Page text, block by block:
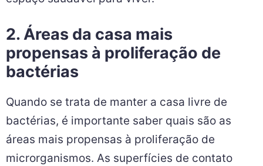
2. Áreas da casa mais
propensas à proliferação de
bactérias
Quando se trata de manter a casa livre de
bactérias, é importante saber quais são as
áreas mais propensas à proliferação de
microrganismos. As superfícies de contato